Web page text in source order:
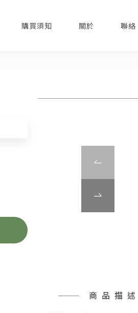
購買須知 關於 聯絡
商品描述